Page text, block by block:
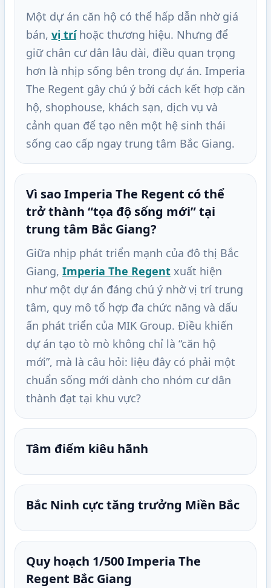
Một dự án căn hộ có thể hấp dẫn nhờ giá
bán, vị tríhoặc thương hiệu. Nhưng để
giữ chân cư dân lâu dài, điều quan trọng
hơn là nhịp sống bên trong dự án. Imperia
The Regent gây chú ý bởi cách kết hợp căn
hộ, shophouse, khách sạn, dịch vụ và
cảnh quan để tạo nên một hệ sinh thái
sống cao cấp ngay trung tâm Bắc Giang.
Vì sao Imperia The Regent có thể
trở thành “tọa độ sống mới” tại
trung tâm Bắc Giang?
Giữa nhịp phát triển mạnh của đô thị Bắc
Giang, Imperia The Regent xuất hiện
như một dự án đáng chú ý nhờ vị trí trung
tâm, quy mô tổ hợp đa chức năng và dấu
ấn phát triển của MIK Group. Điều khiến
dự án tạo tò mò không chỉ là “căn hộ
mới”, mà là câu hỏi: liệu đây có phải một
chuẩn sống mới dành cho nhóm cư dân
thành đạt tại khu vực?
Tâm điểm kiêu hãnh
Bắc Ninh cực tăng trưởng Miền Bắc
Quy hoạch 1/500 Imperia The
Regent Bắc Giang